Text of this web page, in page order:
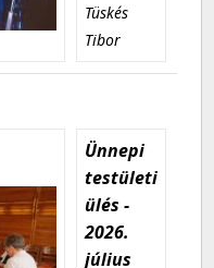
Tüskés
Tibor
Ünnepi
testületi
ülés -
2026.
július